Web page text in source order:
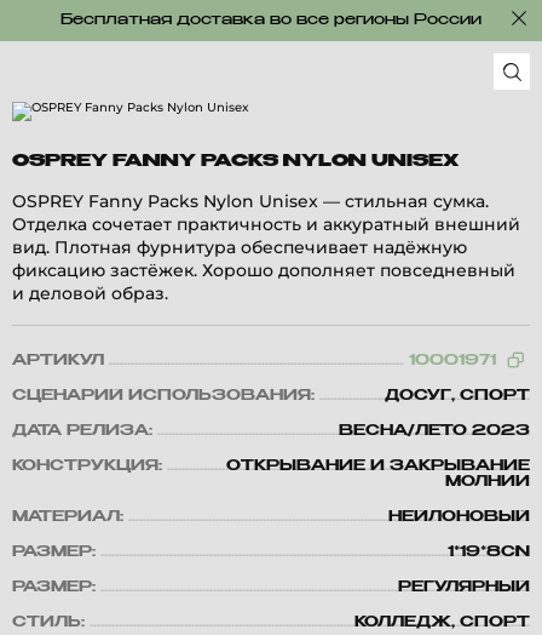
Бесплатная доставка во все регионы России
OSPREY FANNY PACKS NYLON UNISEX
OSPREY Fanny Packs Nylon Unisex — стильная сумка.
Отделка сочетает практичность и аккуратный внешний
вид. Плотная фурнитура обеспечивает надёжную
фиксацию застёжек. Хорошо дополняет повседневный
и деловой образ.
АРТИКУЛ 10001971
СЦЕНАРИЙ ИСПОЛЬЗОВАНИЯ: ДОСУГ, СПОРТ
ДАТА РЕЛИЗА: ВЕСНА/ЛЕТО 2023
КОНСТРУКЦИЯ:
ОТКРЫВАНИЕ И ЗАКРЫВАНИЕ
МОЛНИИ
МАТЕРИАЛ: НЕЙЛОНОВЫЙ
РАЗМЕР: 1*19*8CN
РАЗМЕР: РЕГУЛЯРНЫЙ
СТИЛЬ: КОЛЛЕДЖ, СПОРТ